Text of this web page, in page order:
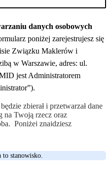
danych osobowych
poniżej zarejestrujesz się
Związku Maklerów i
w Warszawie, adres: ul.
jest Administratorem
zbierał i przetwarzał dane
na Twoją rzecz oraz
Poniżej znajdziesz
oraz o ochronie
jaki zbieramy i przetwarzamy
prawa posiadasz w tym
przetwarzania przez nas
to stanowisko.